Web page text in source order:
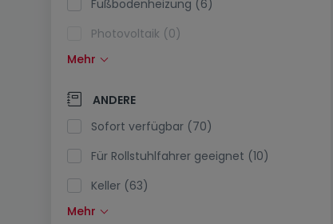
Fußbodenheizung (6)
Photovoltaik (0)
Solarzellen (1)
Wärmepumpe (21)
Klimaanlagen (0)
Glasfaser (8)
Mehr
ANDERE
Sofort verfügbar (70)
Für Rollstuhlfahrer geeignet (10)
Keller (63)
Dachboden (38)
Mehr